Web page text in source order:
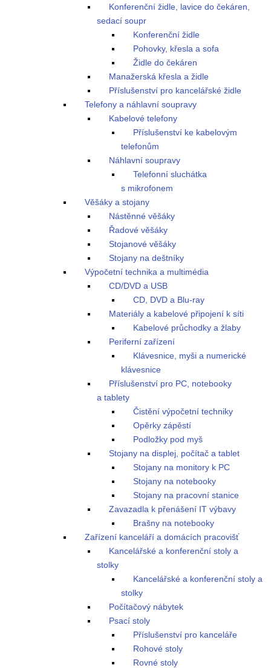
Konferenční židle, lavice do čekáren,
sedací soupr
Konferenční židle
Pohovky, křesla a sofa
Židle do čekáren
Manažerská křesla a židle
Příslušenství pro kancelářské židle
Telefony a náhlavní soupravy
Kabelové telefony
Příslušenství ke kabelovým
telefonům
Náhlavní soupravy
Telefonní sluchátka
s mikrofonem
Věšáky a stojany
Nástěnné věšáky
Řadové věšáky
Stojanové věšáky
Stojany na deštníky
Výpočetní technika a multimédia
CD/DVD a USB
CD, DVD a Blu-ray
Materiály a kabelové připojení k síti
Kabelové průchodky a žlaby
Periferní zařízení
Klávesnice, myši a numerické
klávesnice
Příslušenství pro PC, notebooky
a tablety
Čistění výpočetní techniky
Opěrky zápěstí
Podložky pod myš
Stojany na displej, počítač a tablet
Stojany na monitory k PC
Stojany na notebooky
Stojany na pracovní stanice
Zavazadla k přenášení IT výbavy
Brašny na notebooky
Zařízení kanceláří a domácích pracovišť
Kancelářské a konferenční stoly a
stolky
Kancelářské a konferenční stoly a
stolky
Počítačový nábytek
Psací stoly
Příslušenství pro kanceláře
Rohové stoly
Rovné stoly